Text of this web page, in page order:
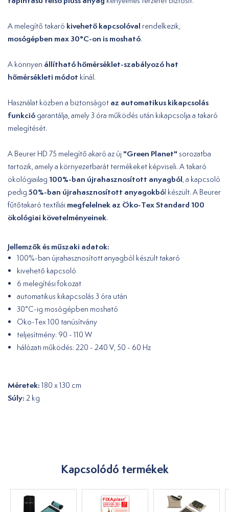
A melegítő takaró kivehető kapcsolóval rendelkezik,
mosógépben max 30°C-on is mosható.
A könnyen állítható hőmérséklet-szabályozóhat
hőmérsékleti módot kínál.
Használat közben a biztonságot az automatikus kikapcsolás
funkció garantálja, amely 3 óra működés után kikapcsolja a takaró
melegítését.
A Beurer HD 75 melegítő akaró az új "Green Planet" sorozatba
tartozik, amely a környezetbarát termékeket képviseli. A takaró
ökológiailag 100%-ban újrahasznosított anyagból , a kapcsoló
pedig 50%-ban újrahasznosított anyagokból készült. A Beurer
fűtőtakaró textíliái megfelelnek az Öko-Tex Standard 100
ökológiai követelményeinek.
Jellemzők és műszaki adatok:
100%-ban újrahasznosított anyagból készült takaró
kivehető kapcsoló
6 melegítési fokozat
automatikus kikapcsolás 3 óra után
30°C-ig mosógépben mosható
Öko-Tex 100 tanúsítvány
teljesítmény: 90 - 110 W
hálózati működés: 220 - 240 V, 50 - 60 Hz
Méretek: 180 x 130 cm
Súly: 2 kg
Kapcsolódó termékek